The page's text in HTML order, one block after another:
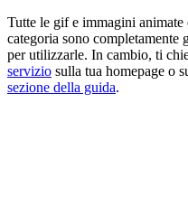
Tutte le gif e immagini
categoria sono
per utilizzarle. In cambio, ti
servizio sulla tua homepage o
sezione della guida.